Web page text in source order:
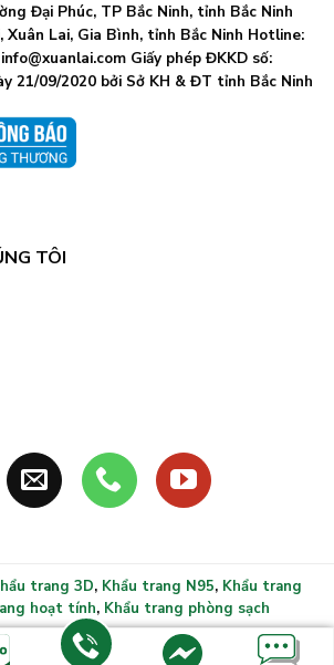
Đại Phúc, TP Bắc Ninh, tỉnh Bắc Ninh
Xuân Lai, Gia Bình, tỉnh Bắc Ninh Hotline:
Giấy phép ĐKKD số:
21/09/2020 bởi Sở KH & ĐT tỉnh Bắc Ninh
TÔI
trang 3D, Khẩu trang N95, Khẩu trang
hoạt tính, Khẩu trang phòng sạch
Khẩu trang y tế xlmask.vn - Bảo vệ sức